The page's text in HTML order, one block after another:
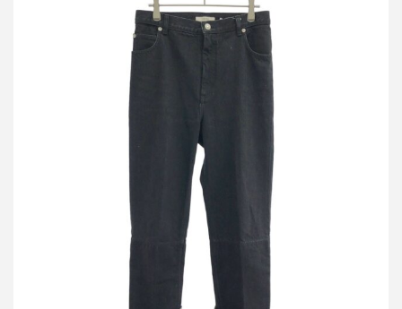
セリーヌ フィービーファイロ ロールアップデザインデニムパンツ
2 1V89/523B
詳しく見る